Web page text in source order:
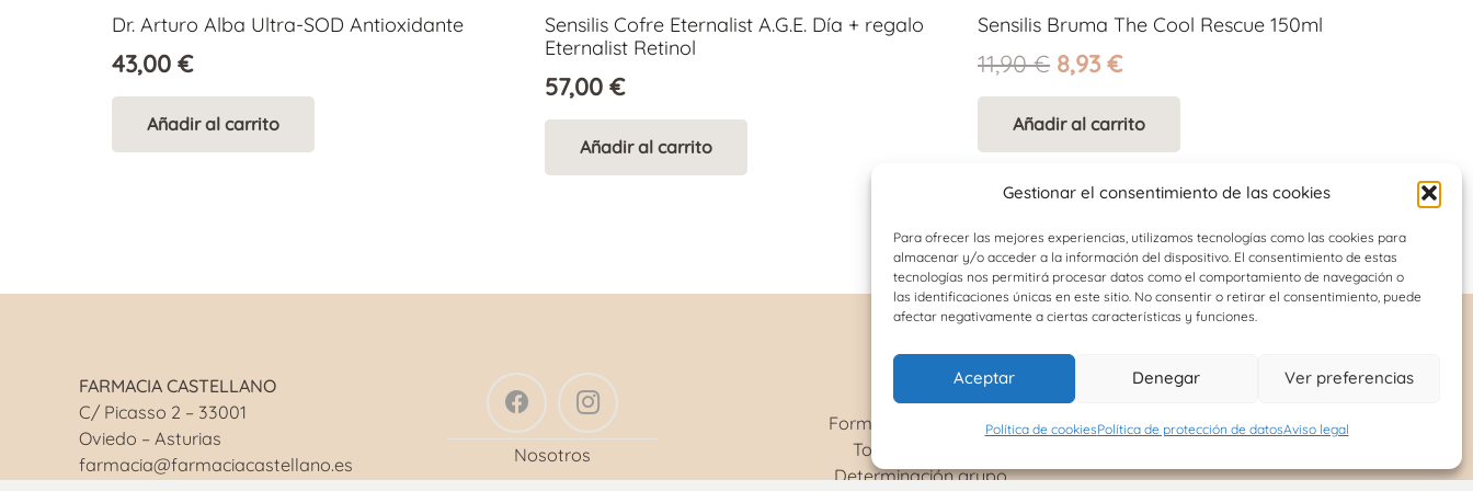
Gestionar el consentimiento de las cookies
Para ofrecer las mejores experiencias, utilizamos tecnologías como las cookies para
almacenar y/o acceder a la información del dispositivo. El consentimiento de estas
tecnologías nos permitirá procesar datos como el comportamiento de navegación o
las identificaciones únicas en este sitio. No consentir o retirar el consentimiento, puede
afectar negativamente a ciertas características y funciones.
Aceptar Denegar Ver preferencias
Política de cookiesPolítica de protección de datosAviso legal
Dr. Arturo Alba Ultra-SOD Antioxidante
43,00 €
Añadir al carrito
Sensilis Cofre Eternalist A.G.E. Día + regalo
Eternalist Retinol
57,00€
Añadir al carrito
Sensilis Bruma The Cool Rescue 150ml
11,90€ El
precio
original
era:
11,90 €.
8,93€El
precio
actual
es:
8,93 €.
Añadir al carrito
FARMACIA CASTELLANO
C/ Picasso 2 – 33001
Oviedo – Asturias
farmacia@farmaciacastellano.es
Nosotros
SERVICIOS
Formulación magistral
Toma de tensión
Determinación grupo
INFORMACIÓN DE